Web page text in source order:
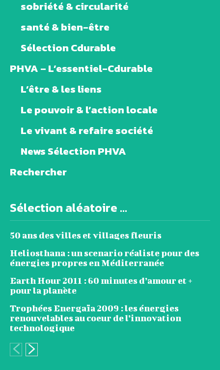
sobriété & circularité
santé & bien-être
Sélection Cdurable
PHVA – L’essentiel-Cdurable
L’être & les liens
Le pouvoir & l’action locale
Le vivant & refaire société
News Sélection PHVA
Rechercher
Sélection aléatoire ...
50 ans des villes et villages fleuris
Heliosthana : un scenario réaliste pour des
énergies propres en Méditerranée
Earth Hour 2011 : 60 minutes d’amour et +
pour la planète
Trophées Energaïa 2009 : les énergies
renouvelables au coeur de l’innovation
technologique